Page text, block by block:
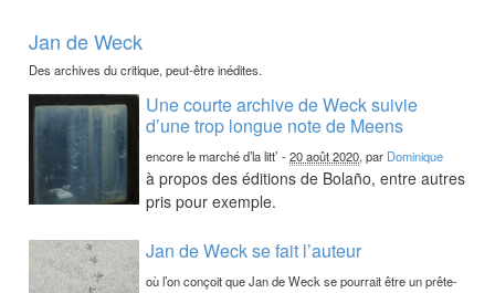
Jan de Weck
Des archives du critique, peut-être inédites.
Une courte archive de Weck suivie
d’une trop longue note de Meens
encore le marché d’la litt’ -20 août 2020, par Dominique
à propos des éditions de Bolaño, entre autres
pris pour exemple.
Jan de Weck se fait l’auteur
où l’on conçoit que Jan de Weck se pourrait être un prête-